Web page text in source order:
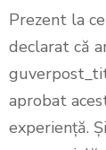
Prezent la
declarat că
aprobat
experiență.